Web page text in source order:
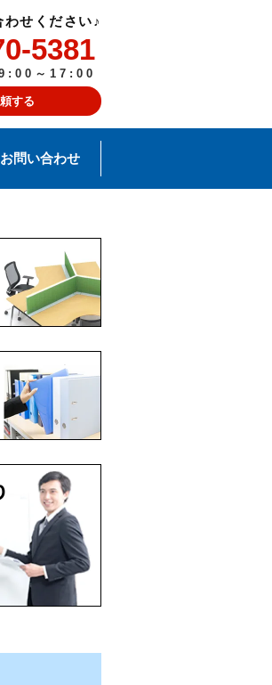
せください♪
5381
9:00～17:00
する
お問い合わせ